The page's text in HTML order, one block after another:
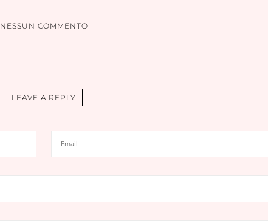
NESSUN COMMENTO
LEAVE A REPLY